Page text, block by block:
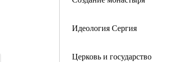
Идеология Сергия
Церковь и государство